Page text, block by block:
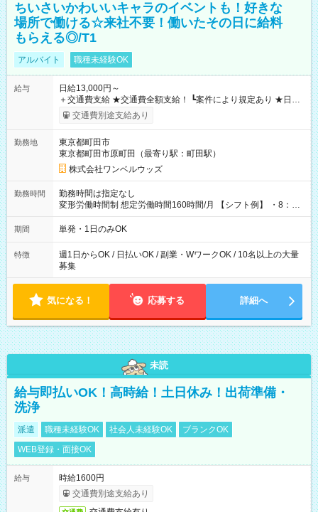
ちいさいかわいいキャラのイベントも！好きな
場所で働ける☆来社不要！働いたその日に給料
もらえる◎/T1
アルバイト 職種未経験OK
給与
日給13,000円～
＋交通費支給 ★交通費全額支給！ ┗案件により規定あり ★日払
いOK！（規定あり） ┗働いたその日に現金GET♪ お仕事後はコ
ンビニATMから 日払い分を引き落とせます！ 【試用期間】試
交通費別途支給あり
勤務地
東京都町田市
東京都町田市原町田（最寄り駅：町田駅）
株式会社ワンベルウッズ
勤務時間
勤務時間は指定なし
変形労働時間制 想定労働時間160時間/月 【シフト例】 ・8：00
～21：00
期間 単発・1日のみOK
特徴
週1日からOK / 日払いOK / 副業・WワークOK / 10名以上の大量
募集
気になる！ 応募する 詳細へ
未読
給与即払いOK！高時給！土日休み！出荷準備・
洗浄
派遣 職種未経験OK 社会人未経験OK
ブランクOK
WEB登録・面接OK
給与
時給1600円
交通費別途支給あり